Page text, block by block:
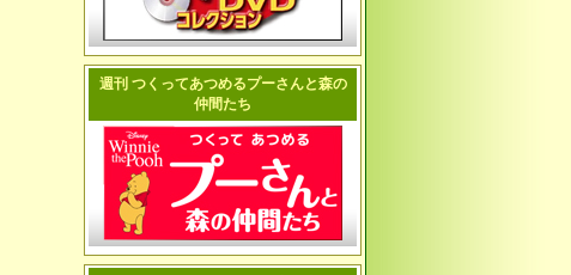
週刊 つくってあつめるプーさんと森の
仲間たち